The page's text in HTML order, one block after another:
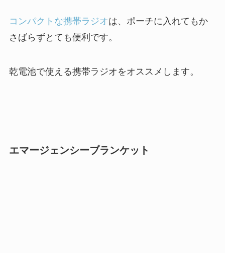
コンパクトな携帯ラジオは、ポーチに入れてもか
さばらずとても便利です。
乾電池で使える携帯ラジオをオススメします。
エマージェンシーブランケット